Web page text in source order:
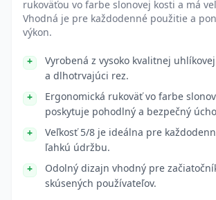
rukoväťou vo farbe slonovej kosti a má
Vhodná je pre každodenné použitie a
výkon.
Vyrobená z vysoko kvalitnej
a dlhotrvajúci rez.
Ergonomická rukoväť vo farbe
poskytuje pohodlný a bezpečný
Veľkosť 5/8 je ideálna pre
ľahkú údržbu.
Odolný dizajn vhodný pre
skúsených používateľov.